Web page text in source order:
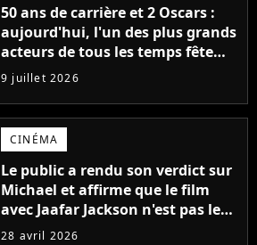
50 ans de carrière et 2 Oscars :
aujourd'hui, l'un des plus grands
acteurs de tous les temps fête
ses 70 ans
9 juillet 2026
CINÉMA
Le public a rendu son verdict sur
Michael et affirme que le film
avec Jaafar Jackson n'est pas le
meilleur biopic musical de 2026.
28 avril 2026